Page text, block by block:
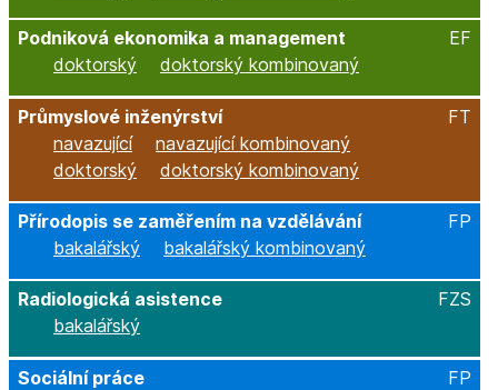
Podniková ekonomika a management
EF
doktorský
doktorský kombinovaný
Průmyslové inženýrství
FT
navazující
navazující kombinovaný
doktorský
doktorský kombinovaný
Přírodopis se zaměřením na vzdělávání
FP
bakalářský
bakalářský kombinovaný
Radiologická asistence
FZS
bakalářský
Sociální práce
FP